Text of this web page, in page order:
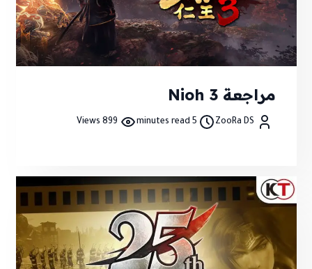
مراجعة Nioh 3
ZooRa DS
5 minutes read
899 Views